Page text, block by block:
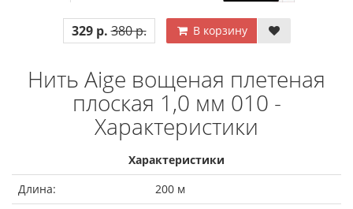
329 р. 380 р. В корзину
Нить Aige вощеная плетеная
плоская 1,0 мм 010 -
Характеристики
Характеристики
Длина:
200 м